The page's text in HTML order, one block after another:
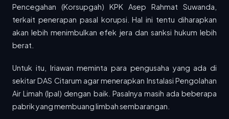
15 MAR 2026
Dinas Perhubungan (Dishub) Kota Bandung
menyiapkan 701 personel untuk mengamankan...
PTDI Salurkan 880 Paket Sembako Lewat TJSL Ramadan
Indonesia (PTDI) menyalurkan ratusan...
15 MAR 2026
Pencegahan (Korsupgah) KPK Asep Rahmat Suwanda,
terkait penerapan pasal korupsi. Hal ini tentu diharapkan
akan lebih menimbulkan efek jera dan sanksi hukum lebih
berat.
Untuk itu, Iriawan meminta para pengusaha yang ada di
sekitar DAS Citarum agar menerapkan Instalasi Pengolahan
Air Limah (Ipal) dengan baik. Pasalnya masih ada beberapa
pabrik yang membuang limbah sembarangan.